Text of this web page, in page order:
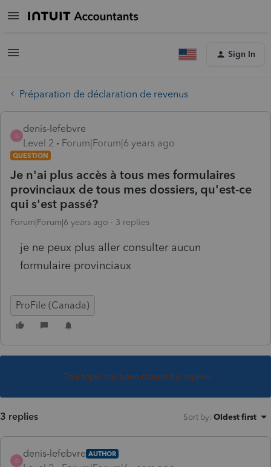
Sign In
Préparation de déclaration de revenus
D
denis-lefebvre
Level 2
Forum|Forum|6 years ago
QUESTION
Je n'ai plus accès à tous mes formulaires
provinciaux de tous mes dossiers, qu'est-ce
qui s'est passé?
Forum|Forum|6 years ago 3 replies
je ne peux plus aller consulter aucun
formulaire provinciaux
ProFile (Canada)
This topic has been closed for replies.
3 replies Sort by: Oldest first
D
denis-lefebvre AUTHOR